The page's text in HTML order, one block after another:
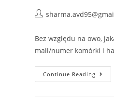
Bez względu na owo,
mail/numer komórki i
Continue Reading